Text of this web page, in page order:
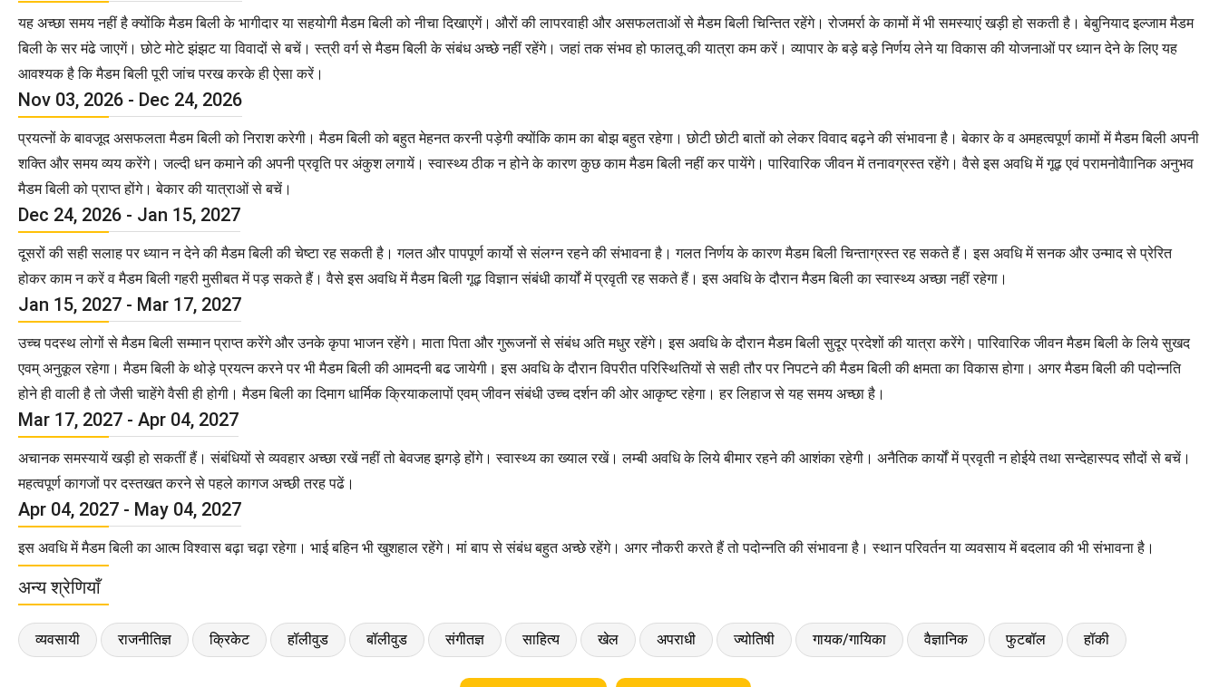
यह अच्छा समय नहीं है क्योंकि मैडम बिली के भागीदार या सहयोगी मैडम बिली को नीचा दिखाएगें। औरों की लापरवाही और असफलताओं से मैडम बिली चिन्तित रहेंगे। रोजमर्रा के कामों में भी समस्याएं खड़ी हो सकती है। बेबुनियाद इल्जाम मैडम
बिली के सर मंढे जाएगें। छोटे मोटे झंझट या विवादों से बचें। स्त्री वर्ग से मैडम बिली के संबंध अच्छे नहीं रहेंगे। जहां तक संभव हो फालतू की यात्रा कम करें। व्यापार के बड़े बड़े निर्णय लेने या विकास की योजनाओं पर ध्यान देने के लिए यह
आवश्यक है कि मैडम बिली पूरी जांच परख करके ही ऐसा करें।
Nov 03, 2026 - Dec 24, 2026
प्रयत्नों के बावजूद असफलता मैडम बिली को निराश करेगी। मैडम बिली को बहुत मेहनत करनी पड़ेगी क्योंकि काम का बोझ बहुत रहेगा। छोटी छोटी बातों को लेकर विवाद बढ़ने की संभावना है। बेकार के व अमहत्वपूर्ण कामों में मैडम बिली अपनी
शक्ति और समय व्यय करेंगे। जल्दी धन कमाने की अपनी प्रवृति पर अंकुश लगायें। स्वास्थ्य ठीक न होने के कारण कुछ काम मैडम बिली नहीं कर पायेंगे। पारिवारिक जीवन में तनावग्रस्त रहेंगे। वैसे इस अवधि में गूढ़ एवं परामनोवैाानिक अनुभव
मैडम बिली को प्राप्त होंगे। बेकार की यात्राओं से बचें।
Dec 24, 2026 - Jan 15, 2027
दूसरों की सही सलाह पर ध्यान न देने की मैडम बिली की चेष्टा रह सकती है। गलत और पापपूर्ण कार्यो से संलग्न रहने की संभावना है। गलत निर्णय के कारण मैडम बिली चिन्ताग्रस्त रह सकते हैं। इस अवधि में सनक और उन्माद से प्रेरित
होकर काम न करें व मैडम बिली गहरी मुसीबत में पड़ सकते हैं। वैसे इस अवधि में मैडम बिली गूढ़ विज्ञान संबंधी कार्यों में प्रवृती रह सकते हैं। इस अवधि के दौरान मैडम बिली का स्वास्थ्य अच्छा नहीं रहेगा।
Jan 15, 2027 - Mar 17, 2027
उच्च पदस्थ लोगों से मैडम बिली सम्मान प्राप्त करेंगे और उनके कृपा भाजन रहेंगे। माता पिता और गुरूजनों से संबंध अति मधुर रहेंगे। इस अवधि के दौरान मैडम बिली सुदूर प्रदेशों की यात्रा करेंगे। पारिवारिक जीवन मैडम बिली के लिये सुखद
एवम् अनुकूल रहेगा। मैडम बिली के थोड़े प्रयत्न करने पर भी मैडम बिली की आमदनी बढ जायेगी। इस अवधि के दौरान विपरीत परिस्थितियों से सही तौर पर निपटने की मैडम बिली की क्षमता का विकास होगा। अगर मैडम बिली की पदोन्नति
होने ही वाली है तो जैसी चाहेंगे वैसी ही होगी। मैडम बिली का दिमाग धार्मिक क्रियाकलापों एवम् जीवन संबंधी उच्च दर्शन की ओर आकृष्ट रहेगा। हर लिहाज से यह समय अच्छा है।
Mar 17, 2027 - Apr 04, 2027
अचानक समस्यायें खड़ी हो सकतीं हैं। संबंधियों से व्यवहार अच्छा रखें नहीं तो बेवजह झगड़े होंगे। स्वास्थ्य का ख्याल रखें। लम्बी अवधि के लिये बीमार रहने की आशंका रहेगी। अनैतिक कार्यों में प्रवृती न होईये तथा सन्देहास्पद सौदों से बचें।
महत्वपूर्ण कागजों पर दस्तखत करने से पहले कागज अच्छी तरह पढें।
Apr 04, 2027 - May 04, 2027
इस अवधि में मैडम बिली का आत्म विश्वास बढ़ा चढ़ा रहेगा। भाई बहिन भी खुशहाल रहेंगे। मां बाप से संबंध बहुत अच्छे रहेंगे। अगर नौकरी करते हैं तो पदोन्नति की संभावना है। स्थान परिवर्तन या व्यवसाय में बदलाव की भी संभावना है।
अन्य श्रेणियाँ
व्यवसायी राजनीतिज्ञ क्रिकेट हॉलीवुड बॉलीवुड संगीतज्ञ साहित्य खेल अपराधी ज्योतिषी गायक/गायिका वैज्ञानिक फुटबॉल हॉकी